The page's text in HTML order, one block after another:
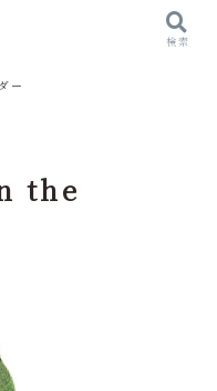
ー
the
検索